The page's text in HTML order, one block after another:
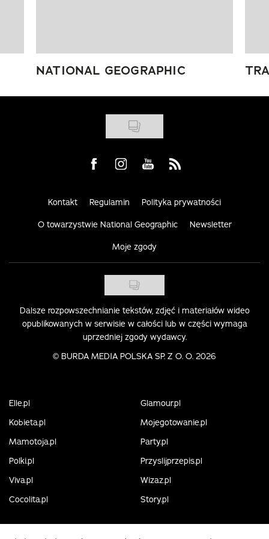
NATIONAL GEOGRAPHIC
Visit us on Facebook
Visit us on Instagram
Visit us on Youtube
Visit us on Rss
Kontakt Regulamin Polityka prywatności
O towarzystwie National Geographic Newsletter
Moje zgody
Dalsze rozpowszechnianie tekstów, zdjęć i materiałów wideo
opublikowanych w serwisie w całości lub w części wymaga
uprzedniej zgody wydawcy.
© BURDA MEDIA POLSKA SP. Z O. O. 2026
Elle.pl
Glamour.pl
Kobieta.pl
Mojegotowanie.pl
Mamotoja.pl
Party.pl
Polki.pl
Przyslijprzepis.pl
Viva.pl
Wizaz.pl
Cocolita.pl
Story.pl